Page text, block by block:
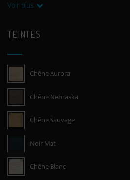
Voir plus
TEINTES
Chêne Aurora
Chêne Nebraska
Chêne Sauvage
Noir Mat
Chêne Blanc